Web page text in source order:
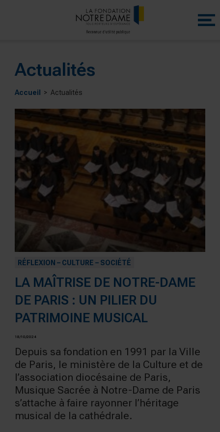
Menu
Actualités
Accueil Actualités
RÉFLEXION – CULTURE – SOCIÉTÉ
LA MAÎTRISE DE NOTRE-DAME
DE PARIS : UN PILIER DU
PATRIMOINE MUSICAL
18/10/2024
Depuis sa fondation en 1991 par la Ville
de Paris, le ministère de la Culture et de
l’association diocésaine de Paris,
Musique Sacrée à Notre-Dame de Paris
s’attache à faire rayonner l’héritage
musical de la cathédrale.